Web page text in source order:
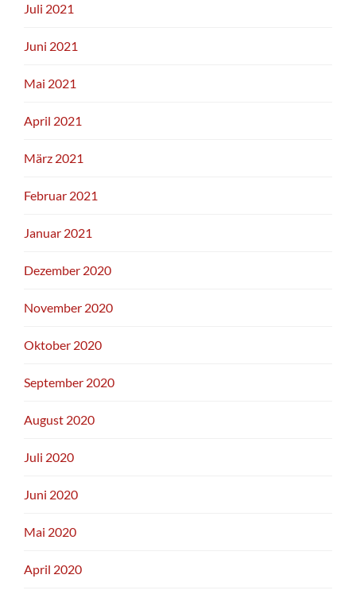
Juli 2021
Juni 2021
Mai 2021
April 2021
März 2021
Februar 2021
Januar 2021
Dezember 2020
November 2020
Oktober 2020
September 2020
August 2020
Juli 2020
Juni 2020
Mai 2020
April 2020